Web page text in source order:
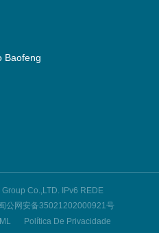
Baofeng
Co.,LTD. IPv6 REDE
公网安备35021202000921号
Política De Privacidade